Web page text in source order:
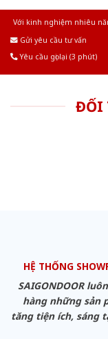
Với kinh nghiệm nhiêu
Gửi yêu cầu tư vấn
Yêu cầu gọi lại (3 phút)
ĐỐI
HỆ THỐNG
SAIGONDOOR
hàng những sản
tăng tiện ích, sáng